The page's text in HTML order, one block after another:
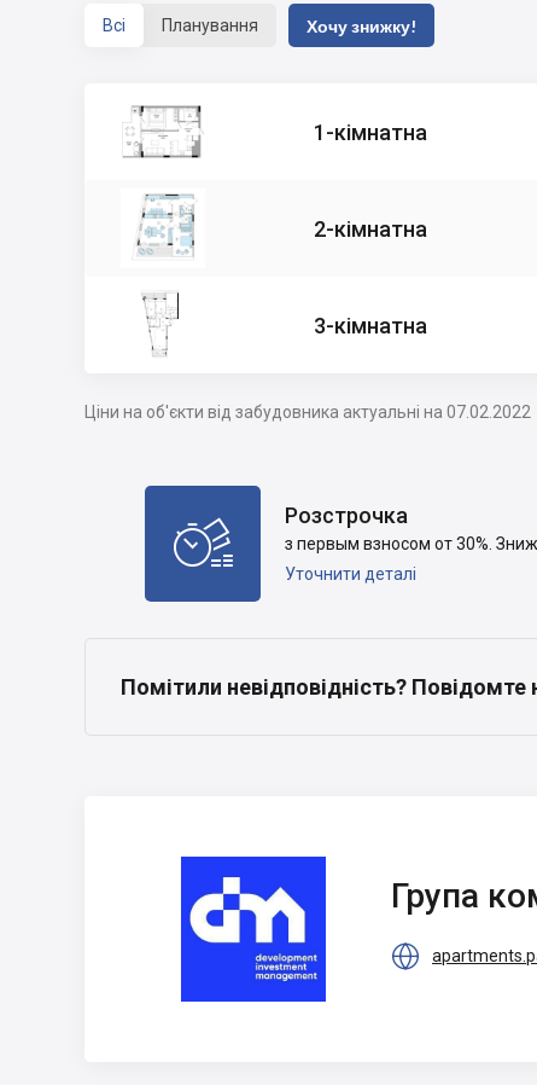
Всі Планування Хочу знижку!
1-кімнатна
2-кімнатна
3-кімнатна
Ціни на об'єкти від забудовника актуальні на 07.02.2022

Розстрочка
з первым взносом от 30%.
Уточнити деталі
Помітили невідповідність? Повідомте
Група
